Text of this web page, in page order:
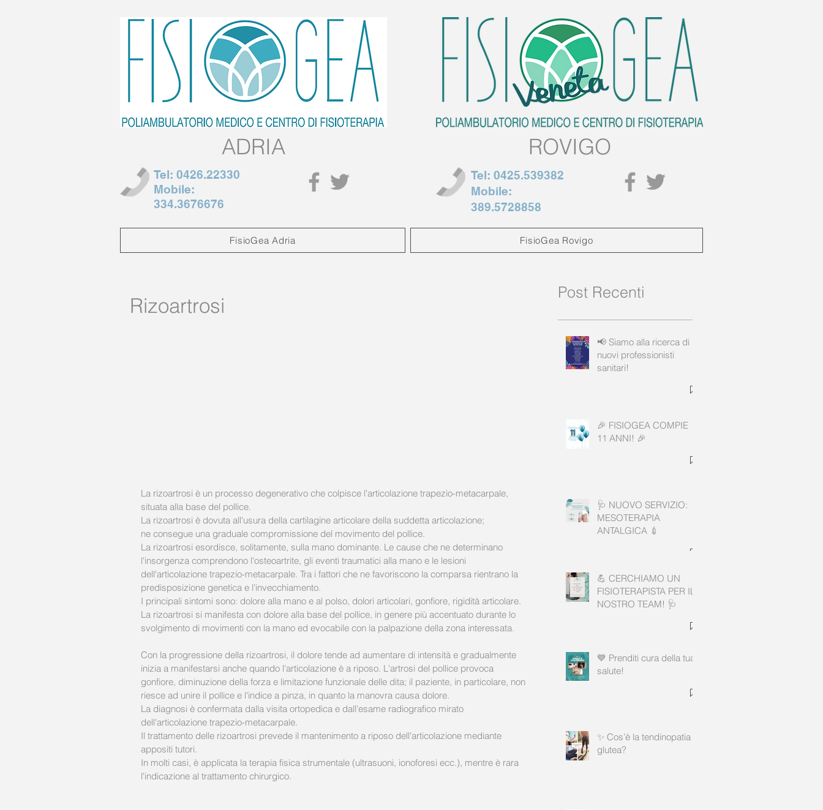
ADRIA
Tel: 0426.22330
Mobile:
334.3676676
ROVIGO
Tel: 0425.539382
Mobile:
389.5728858
FisioGea Adria FisioGea Rovigo
Rizoartrosi
La rizoartrosi è un processo degenerativo che colpisce l'articolazione trapezio-metacarpale,
situata alla base del pollice.
La rizoartrosi è dovuta all'usura della cartilagine articolare della suddetta articolazione;
ne consegue una graduale compromissione del movimento del pollice.
La rizoartrosi esordisce, solitamente, sulla mano dominante. Le cause che ne determinano
l'insorgenza comprendono l'osteoartrite, gli eventi traumatici alla mano e le lesioni
dell'articolazione trapezio-metacarpale. Tra i fattori che ne favoriscono la comparsa rientrano la
predisposizione genetica e l'invecchiamento.
I principali sintomi sono: dolore alla mano e al polso, dolori articolari, gonfiore, rigidità articolare.
La rizoartrosi si manifesta con dolore alla base del pollice, in genere più accentuato durante lo
svolgimento di movimenti con la mano ed evocabile con la palpazione della zona interessata.
Con la progressione della rizoartrosi, il dolore tende ad aumentare di intensità e gradualmente
inizia a manifestarsi anche quando l'articolazione è a riposo. L'artrosi del pollice provoca
gonfiore, diminuzione della forza e limitazione funzionale delle dita; il paziente, in particolare, non
riesce ad unire il pollice e l'indice a pinza, in quanto la manovra causa dolore.
La diagnosi è confermata dalla visita ortopedica e dall'esame radiografico mirato
dell'articolazione trapezio-metacarpale.
Il trattamento delle rizoartrosi prevede il mantenimento a riposo dell'articolazione mediante
appositi tutori.
In molti casi, è applicata la terapia fisica strumentale (ultrasuoni, ionoforesi ecc.), mentre è rara
l'indicazione al trattamento chirurgico.
Post Recenti
📢 Siamo alla ricerca di
nuovi professionisti
sanitari!
🎉 FISIOGEA COMPIE
11 ANNI! 🎉
🩺 NUOVO SERVIZIO:
MESOTERAPIA
ANTALGICA 💉
💪 CERCHIAMO UN
FISIOTERAPISTA PER IL
NOSTRO TEAM! 🩺
💙 Prenditi cura della tua
salute!
✨ Cos’è la tendinopatia
glutea?